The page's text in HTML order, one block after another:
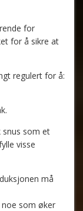
for
for å sikre at
regulert for å:
snus som et
visse
må
som øker